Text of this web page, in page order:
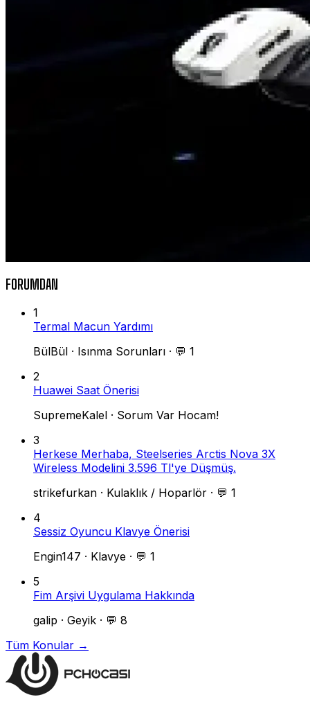
FORUMDAN
1
Termal Macun Yardımı
BülBül · Isınma Sorunları · 💬 1
2
Huawei Saat Önerisi
SupremeKalel · Sorum Var Hocam!
3
Herkese Merhaba, Steelseries Arctis Nova 3X
Wireless Modelini 3.596 Tl'ye Düşmüş.
strikefurkan · Kulaklık / Hoparlör · 💬 1
4
Sessiz Oyuncu Klavye Önerisi
Engin147 · Klavye · 💬 1
5
Fim Arşivi Uygulama Hakkında
galip · Geyik · 💬 8
Tüm Konular →